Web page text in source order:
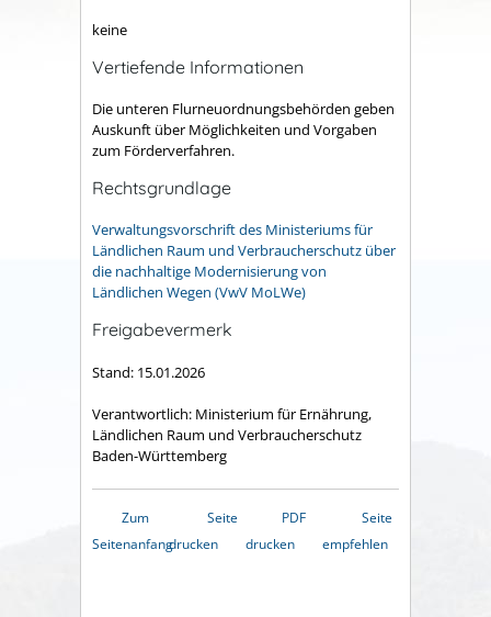
keine
Vertiefende Informationen
Die unteren Flurneuordnungsbehörden geben
Auskunft über Möglichkeiten und Vorgaben
zum Förderverfahren.
Rechtsgrundlage
Verwaltungsvorschrift des Ministeriums für
Ländlichen Raum und Verbraucherschutz über
die nachhaltige Modernisierung von
Ländlichen Wegen (VwV MoLWe)
Freigabevermerk
Stand: 15.01.2026
Verantwortlich: Ministerium für Ernährung,
Ländlichen Raum und Verbraucherschutz
Baden-Württemberg
Zum
Seitenanfang
Seite
drucken
PDF
drucken
Seite
empfehlen